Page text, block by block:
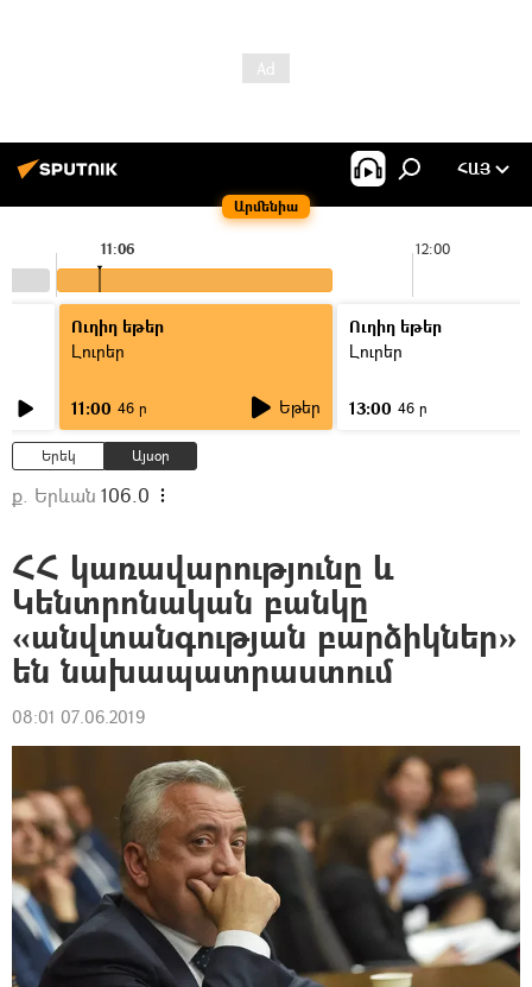
Արմենիա
ՀԱՅ
12:00
11:06
Ուղիղ եթեր
Լուրեր
11:00 46 ր Եթեր
Ուղիղ եթեր
Լուրեր
13:00 46 ր
Երեկ Այսօր
ք. Երևան 106.0
ՀՀ կառավարությունը և
Կենտրոնական բանկը
«անվտանգության բարձիկներ»
են նախապատրաստում
08:01 07.06.2019